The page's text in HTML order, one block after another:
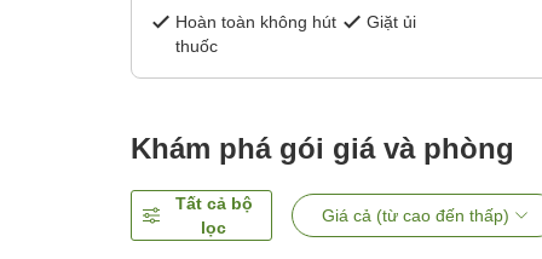
Hoàn toàn không hút
thuốc
Giặt ủi
Khám phá gói giá và phòng
Tất cả bộ
lọc
Giá cả (từ cao đến thấp)